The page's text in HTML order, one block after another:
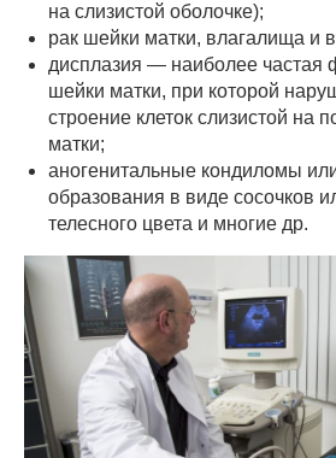
на слизистой оболочке);
рак шейки матки, влагалища и
дисплазия — наиболее частая
шейки матки, при которой
строение клеток слизистой на
матки;
аногенитальные кондиломы
образования в виде сосочков
телесного цвета и многие др.